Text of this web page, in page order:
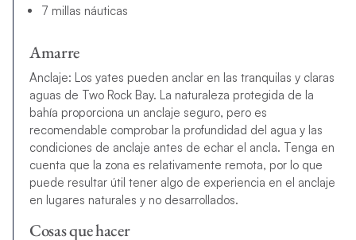
7 millas náuticas
Amarre
Anclaje: Los yates pueden anclar en las tranquilas y claras
aguas de Two Rock Bay. La naturaleza protegida de la
bahía proporciona un anclaje seguro, pero es
recomendable comprobar la profundidad del agua y las
condiciones de anclaje antes de echar el ancla. Tenga en
cuenta que la zona es relativamente remota, por lo que
puede resultar útil tener algo de experiencia en el anclaje
en lugares naturales y no desarrollados.
Cosas que hacer